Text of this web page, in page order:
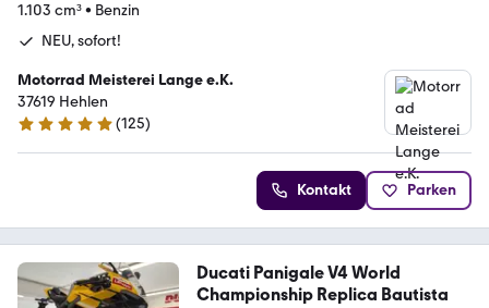
1.103 cm³• Benzin
NEU, sofort!
Motorrad Meisterei Lange e.K.
37619 Hehlen
4.9 Sterne
(125)
Kontakt Parken
Ducati Panigale V4 World
Championship Replica Bautista